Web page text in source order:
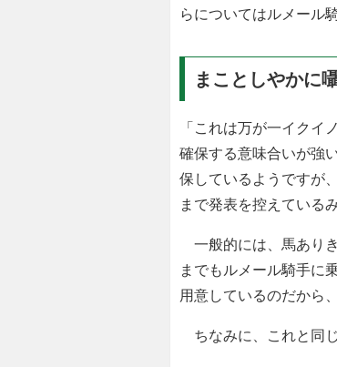
らについてはルメール
まことしやかに
「これは万が一イクイ
確保する意味合いが強
保しているようですが
まで発表を控えている
一般的には、馬あり
までもルメール騎手に
用意しているのだから
ちなみに、これと同